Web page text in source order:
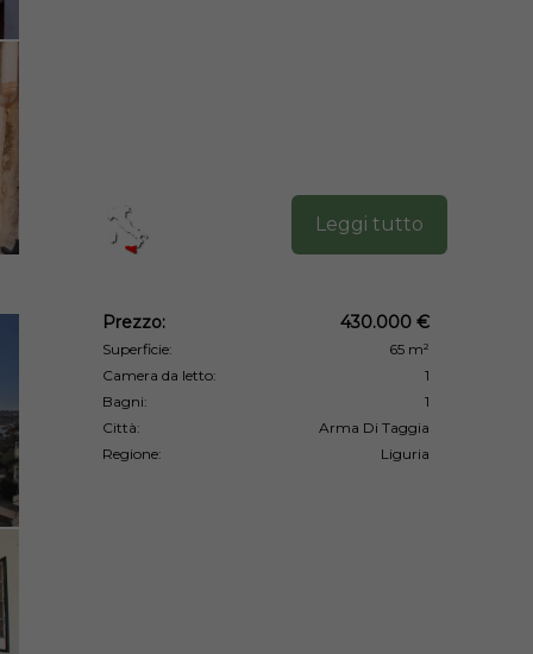
Leggi tutto
Prezzo: 430.000 €
Superficie:
65 m²
Camera da letto:
1
Bagni:
1
Città:
Arma Di Taggia
Regione:
Liguria